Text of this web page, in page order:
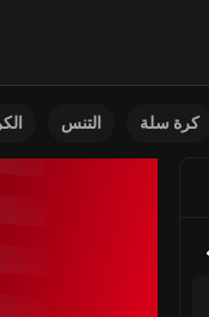
كرة سلة التنس